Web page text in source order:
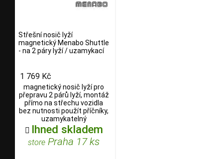
Střešní nosič lyží
magnetický Menabo Shuttle
- na 2 páry lyží / uzamykací
1 769 Kč
magnetický nosič lyží pro
přepravu 2 párů lyží, montáž
přímo na střechu vozidla
bez nutnosti použít příčníky,
uzamykatelný
 Ihned skladem
store Praha 17 ks